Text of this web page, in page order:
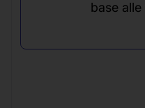
base